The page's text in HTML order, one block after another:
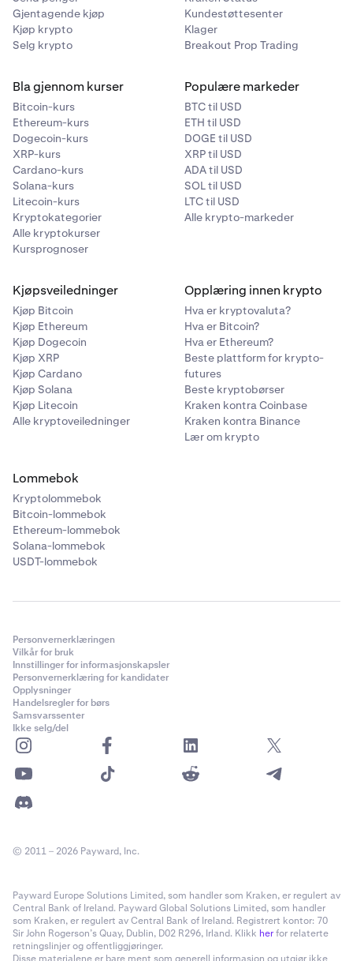
Gjentagende kjøp
Kjøp krypto
Selg krypto
Kundestøttesenter
Klager
Breakout Prop Trading
Bla gjennom kurser
Bitcoin-kurs
Ethereum-kurs
Dogecoin-kurs
XRP-kurs
Cardano-kurs
Solana-kurs
Litecoin-kurs
Kryptokategorier
Alle kryptokurser
Kursprognoser
Populære markeder
BTC til USD
ETH til USD
DOGE til USD
XRP til USD
ADA til USD
SOL til USD
LTC til USD
Alle krypto-markeder
Kjøpsveiledninger
Kjøp Bitcoin
Kjøp Ethereum
Kjøp Dogecoin
Kjøp XRP
Kjøp Cardano
Kjøp Solana
Kjøp Litecoin
Alle kryptoveiledninger
Opplæring innen krypto
Hva er kryptovaluta?
Hva er Bitcoin?
Hva er Ethereum?
Beste plattform for krypto-
futures
Beste kryptobørser
Kraken kontra Coinbase
Kraken kontra Binance
Lær om krypto
Lommebok
Kryptolommebok
Bitcoin-lommebok
Ethereum-lommebok
Solana-lommebok
USDT-lommebok
Personvernerklæringen
Vilkår for bruk
Innstillinger for informasjonskapsler
Personvernerklæring for kandidater
Opplysninger
Handelsregler for børs
Samsvarssenter
Ikke selg/del
© 2011 – 2026 Payward, Inc.
Payward Europe Solutions Limited, som handler som Kraken, er regulert av
Central Bank of Ireland. Payward Global Solutions Limited, som handler
som Kraken, er regulert av Central Bank of Ireland. Registrert kontor: 70
Sir John Rogerson’s Quay, Dublin, D02 R296, Irland. Klikk herfor relaterte
retningslinjer og offentliggjøringer.